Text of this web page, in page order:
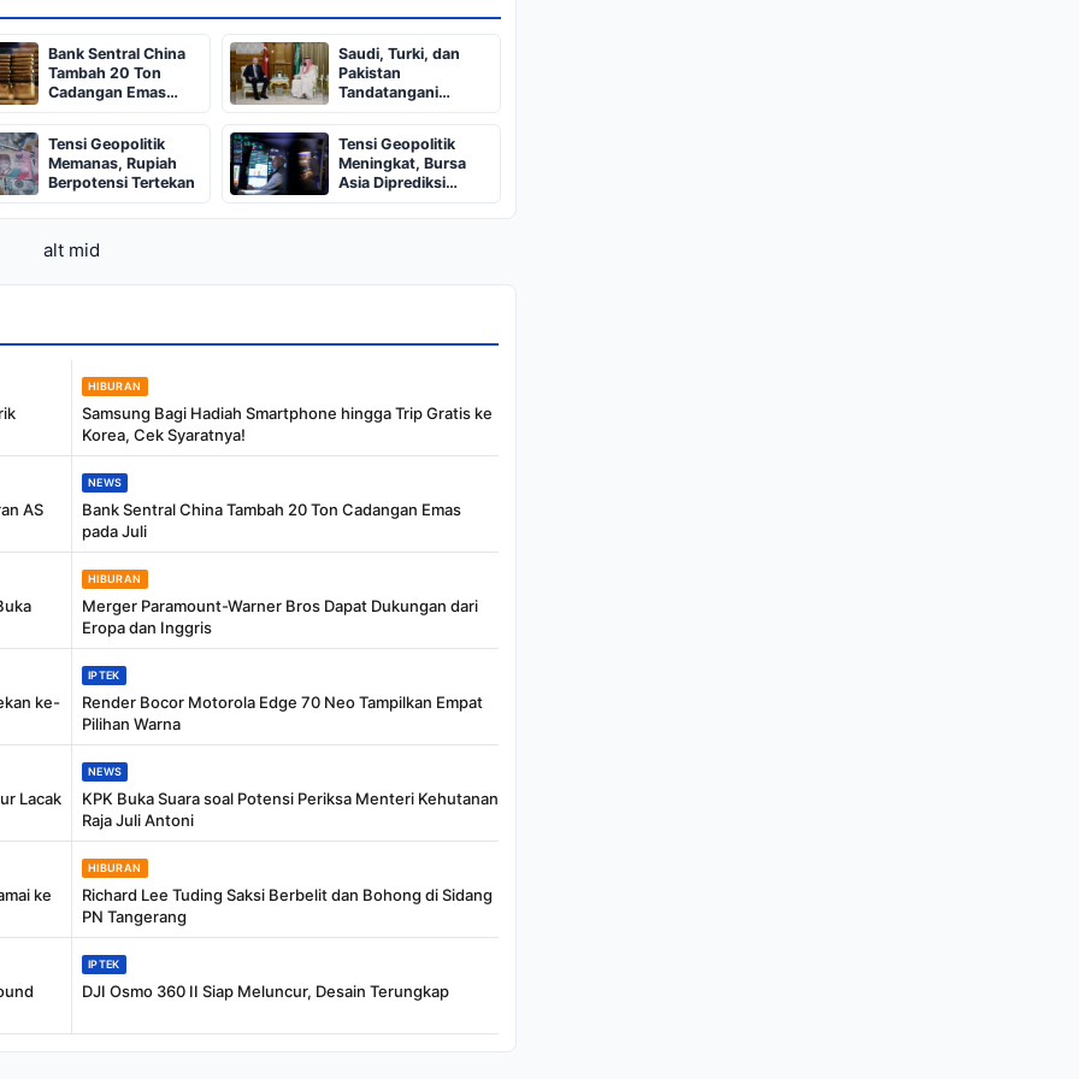
Bank Sentral China
Tambah 20 Ton
Cadangan Emas
pada Juli
Saudi, Turki, dan
Pakistan
Tandatangani
Perjanjian
Pertahanan
Tensi Geopolitik
Memanas, Rupiah
Berpotensi Tertekan
Tensi Geopolitik
Meningkat, Bursa
Asia Diprediksi
Melemah
alt mid
HIBURAN
Samsung Bagi Hadiah Smartphone hingga Trip Gratis ke
Korea, Cek Syaratnya!
AS
NEWS
Bank Sentral China Tambah 20 Ton Cadangan Emas
pada Juli
HIBURAN
Merger Paramount-Warner Bros Dapat Dukungan dari
Eropa dan Inggris
ke-
IPTEK
Render Bocor Motorola Edge 70 Neo Tampilkan Empat
Pilihan Warna
Lacak
NEWS
KPK Buka Suara soal Potensi Periksa Menteri Kehutanan
Raja Juli Antoni
ke
HIBURAN
Richard Lee Tuding Saksi Berbelit dan Bohong di Sidang
PN Tangerang
IPTEK
DJI Osmo 360 II Siap Meluncur, Desain Terungkap